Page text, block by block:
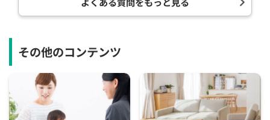
その他のコンテンツ